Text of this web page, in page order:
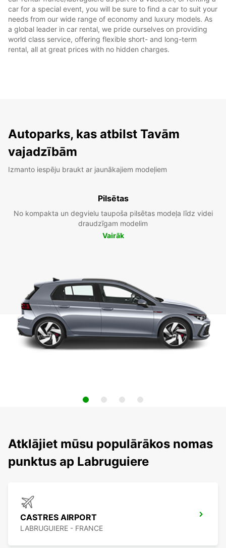
car for a special event, you will be sure to find a car to suit your
needs from our wide range of economy and luxury models. As
a global leader in car rental, we pride ourselves on providing
world class service, offering flexible short- and long-term
rental, all at great prices with no hidden charges.
Autoparks, kas atbilst Tavām
vajadzībām
Izmanto iespēju braukt ar jaunākajiem modeļiem
Pilsētas
No kompakta un degvielu taupoša pilsētas modeļa līdz videi
draudzīgam modelim
Vairāk
Atklājiet mūsu populārākos nomas
punktus ap Labruguiere
CASTRES AIRPORT
LABRUGUIERE - FRANCE